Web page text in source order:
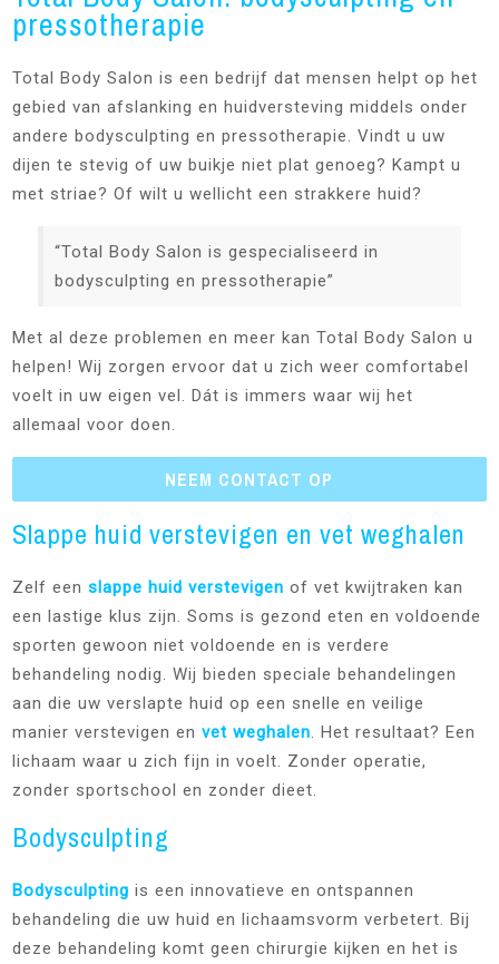
pressotherapie
Total Body Salon is een bedrijf dat mensen helpt op het
gebied van afslanking en huidversteving middels onder
andere bodysculpting en pressotherapie. Vindt u uw
dijen te stevig of uw buikje niet plat genoeg? Kampt u
met striae? Of wilt u wellicht een strakkere huid?
“Total Body Salon is gespecialiseerd in
bodysculpting en pressotherapie”
Met al deze problemen en meer kan Total Body Salon u
helpen! Wij zorgen ervoor dat u zich weer comfortabel
voelt in uw eigen vel. Dát is immers waar wij het
allemaal voor doen.
NEEM CONTACT OP
Slappe huid verstevigen en vet weghalen
Zelf eenslappe huid verstevigen of vet kwijtraken kan
een lastige klus zijn. Soms is gezond eten en voldoende
sporten gewoon niet voldoende en is verdere
behandeling nodig. Wij bieden speciale behandelingen
aan die uw verslapte huid op een snelle en veilige
manier verstevigen envet weghalen. Het resultaat? Een
lichaam waar u zich fijn in voelt. Zonder operatie,
zonder sportschool en zonder dieet.
Bodysculpting
Bodysculpting is een innovatieve en ontspannen
behandeling die uw huid en lichaamsvorm verbetert. Bij
deze behandeling komt geen chirurgie kijken en het is